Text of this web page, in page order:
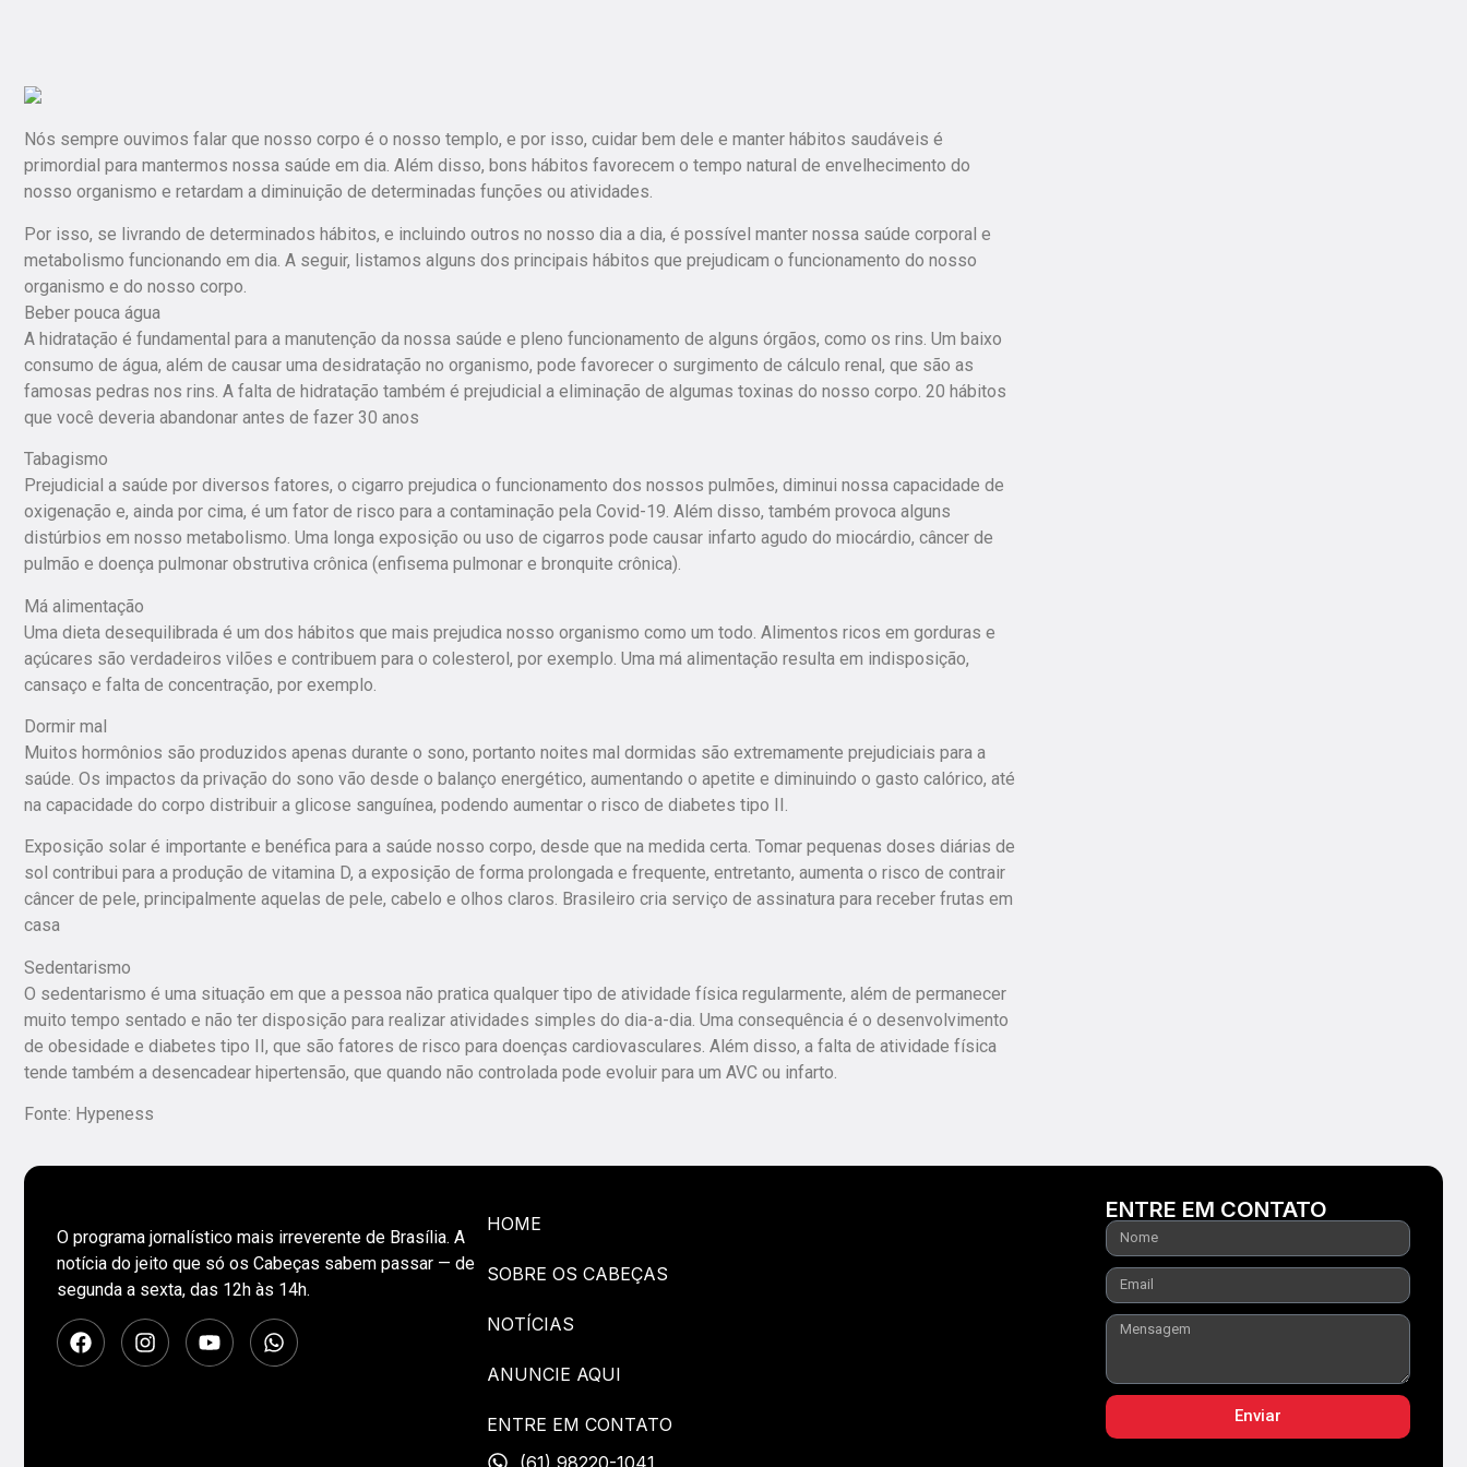
Nós sempre ouvimos falar que nosso corpo é o nosso templo, e por isso, cuidar bem dele e manter hábitos saudáveis é
primordial para mantermos nossa saúde em dia. Além disso, bons hábitos favorecem o tempo natural de envelhecimento do
nosso organismo e retardam a diminuição de determinadas funções ou atividades.
Por isso, se livrando de determinados hábitos, e incluindo outros no nosso dia a dia, é possível manter nossa saúde corporal e
metabolismo funcionando em dia. A seguir, listamos alguns dos principais hábitos que prejudicam o funcionamento do nosso
organismo e do nosso corpo.
Beber pouca água
A hidratação é fundamental para a manutenção da nossa saúde e pleno funcionamento de alguns órgãos, como os rins. Um baixo
consumo de água, além de causar uma desidratação no organismo, pode favorecer o surgimento de cálculo renal, que são as
famosas pedras nos rins. A falta de hidratação também é prejudicial a eliminação de algumas toxinas do nosso corpo. 20 hábitos
que você deveria abandonar antes de fazer 30 anos
Tabagismo
Prejudicial a saúde por diversos fatores, o cigarro prejudica o funcionamento dos nossos pulmões, diminui nossa capacidade de
oxigenação e, ainda por cima, é um fator de risco para a contaminação pela Covid-19. Além disso, também provoca alguns
distúrbios em nosso metabolismo. Uma longa exposição ou uso de cigarros pode causar infarto agudo do miocárdio, câncer de
pulmão e doença pulmonar obstrutiva crônica (enfisema pulmonar e bronquite crônica).
Má alimentação
Uma dieta desequilibrada é um dos hábitos que mais prejudica nosso organismo como um todo. Alimentos ricos em gorduras e
açúcares são verdadeiros vilões e contribuem para o colesterol, por exemplo. Uma má alimentação resulta em indisposição,
cansaço e falta de concentração, por exemplo.
Dormir mal
Muitos hormônios são produzidos apenas durante o sono, portanto noites mal dormidas são extremamente prejudiciais para a
saúde. Os impactos da privação do sono vão desde o balanço energético, aumentando o apetite e diminuindo o gasto calórico, até
na capacidade do corpo distribuir a glicose sanguínea, podendo aumentar o risco de diabetes tipo II.
Exposição solar é importante e benéfica para a saúde nosso corpo, desde que na medida certa. Tomar pequenas doses diárias de
sol contribui para a produção de vitamina D, a exposição de forma prolongada e frequente, entretanto, aumenta o risco de contrair
câncer de pele, principalmente aquelas de pele, cabelo e olhos claros. Brasileiro cria serviço de assinatura para receber frutas em
casa
Sedentarismo
O sedentarismo é uma situação em que a pessoa não pratica qualquer tipo de atividade física regularmente, além de permanecer
muito tempo sentado e não ter disposição para realizar atividades simples do dia-a-dia. Uma consequência é o desenvolvimento
de obesidade e diabetes tipo II, que são fatores de risco para doenças cardiovasculares. Além disso, a falta de atividade física
tende também a desencadear hipertensão, que quando não controlada pode evoluir para um AVC ou infarto.
Fonte: Hypeness
O programa jornalístico mais irreverente de Brasília. A
notícia do jeito que só os Cabeças sabem passar — de
segunda a sexta, das 12h às 14h.
HOME
SOBRE OS CABEÇAS
NOTÍCIAS
ANUNCIE AQUI
ENTRE EM CONTATO
(61) 98220-1041
ENTRE EM CONTATO
Enviar